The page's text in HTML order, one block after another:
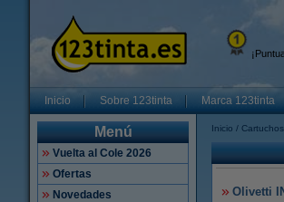
Inicio Sobre 123tinta Marca 123tinta
Menú
Vuelta al Cole 2026
Ofertas
Novedades
Inicio
Olivetti